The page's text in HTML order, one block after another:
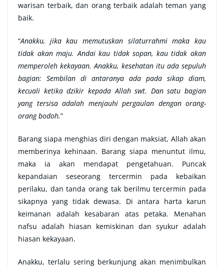
warisan terbaik, dan orang terbaik adalah teman yang
baik.
“Anakku, jika kau memutuskan silaturrahmi maka kau
tidak akan maju. Andai kau tidak sopan, kau tidak akan
memperoleh kekayaan. Anakku, kesehatan itu ada sepuluh
bagian: Sembilan di antaranya ada pada sikap diam,
kecuali ketika dzikir kepada Allah swt. Dan satu bagian
yang tersisa adalah menjauhi pergaulan dengan orang-
orang bodoh.”
Barang siapa menghias diri dengan maksiat, Allah akan
memberinya kehinaan. Barang siapa menuntut ilmu,
maka ia akan mendapat pengetahuan. Puncak
kepandaian seseorang tercermin pada kebaikan
perilaku, dan tanda orang tak berilmu tercermin pada
sikapnya yang tidak dewasa. Di antara harta karun
keimanan adalah kesabaran atas petaka. Menahan
nafsu adalah hiasan kemiskinan dan syukur adalah
hiasan kekayaan.
Anakku, terlalu sering berkunjung akan menimbulkan